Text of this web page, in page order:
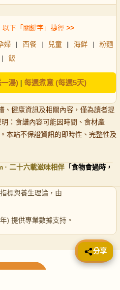
下「關鍵字」捷徑 >>
婦 | 西餐 | 兒童 | 海鮮 |
粉麵
|
飯
湯)| 每週煮意 (每週5天)
、健康資訊及相關內容，僅為讀者提
：食譜內容可能因時間、食材產
本站不保證資訊的即時性、完整性及
· 二十六載滋味相伴 「食物會過時，
標與養生理論，由
) 提供專業數據支持。
📤 分享
分享